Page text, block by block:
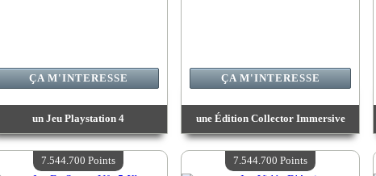
un Jeu Playstation 4
Valeur :8 478 600 Points
Quantité Disponible :4
ÇA M'INTERESSE
une Édition Collector Immersive
Valeur :8 390 800 Points
Quantité Disponible :4
ÇA M'INTERESSE
7.544.700 Points 7.544.700 Points